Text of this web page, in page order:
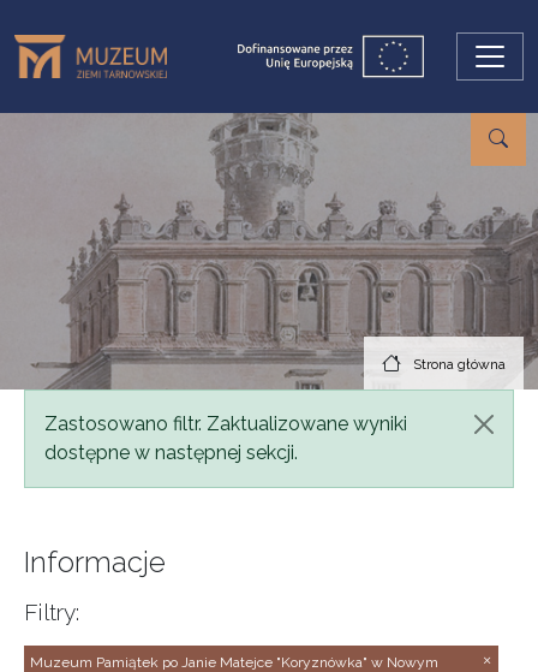
Strona główna
Komunikat
Zastosowano filtr. Zaktualizowane wyniki
dostępne w następnej sekcji.
Informacje
Filtry:
Muzeum Pamiątek po Janie Matejce "Koryznówka" w Nowym